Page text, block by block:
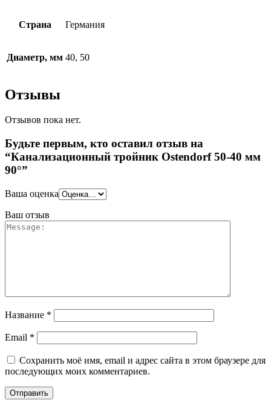
Страна Германия
Диаметр, мм 40, 50
Отзывы
Отзывов пока нет.
Будьте первым, кто оставил отзыв на
“Канализационный тройник Ostendorf 50-40 мм
90°”
Ваша оценка
Ваш отзыв
Название *
Email *
Сохранить моё имя, email и адрес сайта в этом браузере для
последующих моих комментариев.